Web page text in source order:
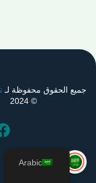
جميع الحقوق محفوظة لـ
© 2024
Arabic